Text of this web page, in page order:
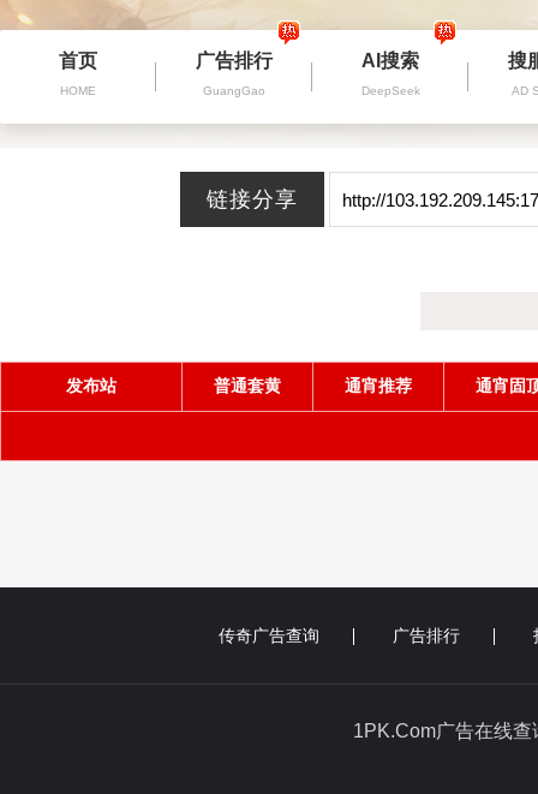
首页
HOME
广告排行
GuangGao
AI搜索
DeepSeek
搜
AD
发布站 普通套黄 通宵推荐 通宵固
传奇广告查询 广告排行
1PK.Com广告在